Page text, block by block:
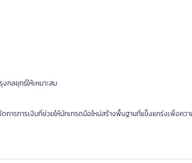
กลยุทธ์ให้เหมาะสม
รการเงินที่ช่วยให้นักเทรดมือใหม่สร้างพื้นฐานที่แข็งแกร่งเพื่อควา